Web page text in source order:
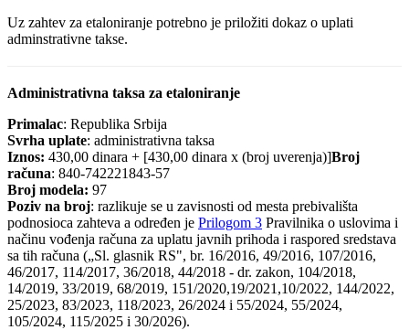
Uz zahtev za etaloniranje potrebno je priložiti dokaz o uplati
adminstrativne takse.
Administrativna taksa za etaloniranje
Primalac: Republika Srbija
Svrha uplate: administrativna taksa
Iznos: 430,00 dinara + [430,00 dinara x (broj uverenja)]Broj
računa: 840-742221843-57
Broj modela: 97
Poziv na broj: razlikuje se u zavisnosti od mesta prebivališta
podnosioca zahteva a određen je Prilogom 3 Pravilnika o uslovima i
načinu vođenja računa za uplatu javnih prihoda i raspored sredstava
sa tih računa („Sl. glasnik RS", br. 16/2016, 49/2016, 107/2016,
46/2017, 114/2017, 36/2018, 44/2018 - dr. zakon, 104/2018,
14/2019, 33/2019, 68/2019, 151/2020,19/2021,10/2022, 144/2022,
25/2023, 83/2023, 118/2023, 26/2024 i 55/2024, 55/2024,
105/2024, 115/2025 i 30/2026).